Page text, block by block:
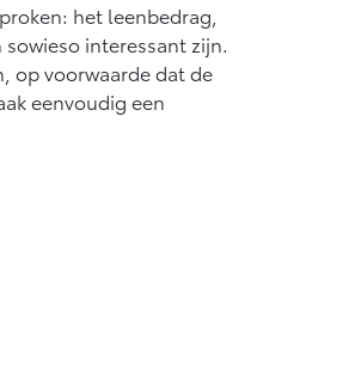
het leenbedrag,
interessant zijn.
op voorwaarde dat de
eenvoudig een